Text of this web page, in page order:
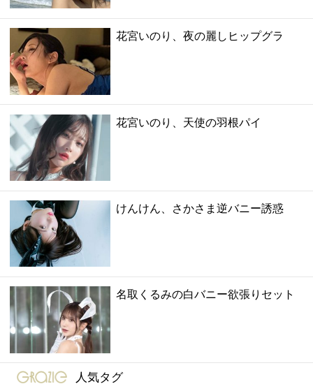
花宮いのり、夜の麗しヒップグラ
花宮いのり、天使の羽根パイ
けんけん、さかさま逆バニー誘惑
名取くるみの白バニー欲張りセット
gravure-grazie
人気タグ